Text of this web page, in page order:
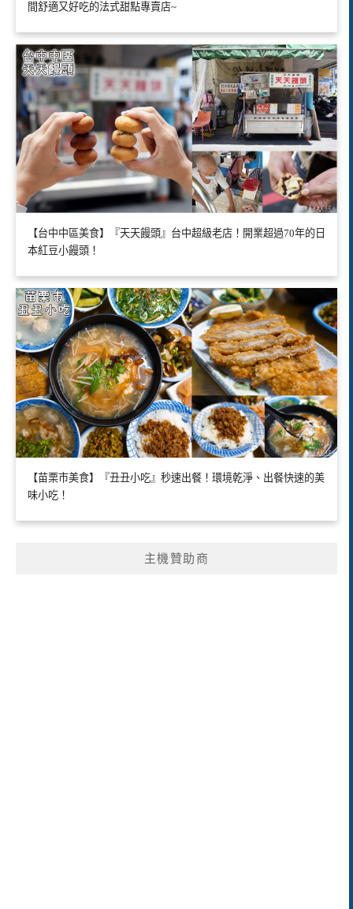
間舒適又好吃的法式甜點專賣店~
【台中中區美食】『天天饅頭』台中超級老店！開業超過70年的日
本紅豆小饅頭！
【苗栗市美食】『丑丑小吃』秒速出餐！環境乾淨、出餐快速的美
味小吃！
主機贊助商